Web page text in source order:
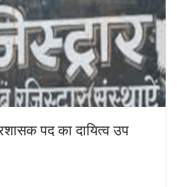
पद का दायित्व उप